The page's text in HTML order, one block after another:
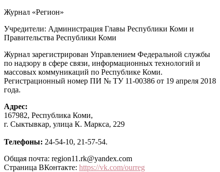
Журнал «Регион»
Учредители: Администрация Главы Республики Коми и
Правительства Республики Коми
Журнал зарегистрирован Управлением Федеральной службы
по надзору в сфере связи, информационных технологий и
массовых коммуникаций по Республике Коми.
Регистрационный номер ПИ № ТУ 11-00386 от 19 апреля 2018
года.
Адрес:
167982, Республика Коми,
г. Сыктывкар, улица К. Маркса, 229
Телефоны: 24-54-10, 21-57-54.
Общая почта: region11.rk@yandex.com
Страница ВКонтакте: https://vk.com/ourreg